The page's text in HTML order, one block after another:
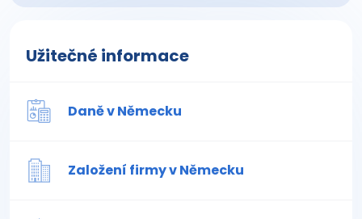
Užitečné informace
Daně v Německu
Založení firmy v Německu